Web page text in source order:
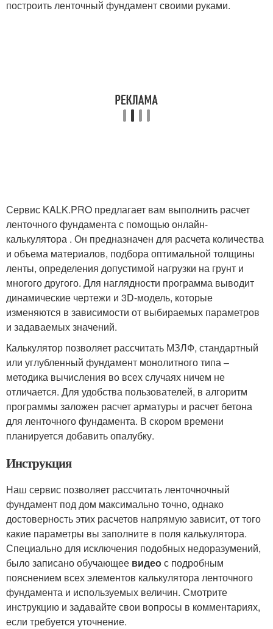
построить ленточный фундамент своими руками.
Сервис KALK.PRO предлагает вам выполнить расчет
ленточного фундамента с помощью онлайн-
калькулятора . Он предназначен для расчета количества
и объема материалов, подбора оптимальной толщины
ленты, определения допустимой нагрузки на грунт и
многого другого. Для наглядности программа выводит
динамические чертежи и 3D-модель, которые
изменяются в зависимости от выбираемых параметров
и задаваемых значений.
Калькулятор позволяет рассчитать МЗЛФ, стандартный
или углубленный фундамент монолитного типа –
методика вычисления во всех случаях ничем не
отличается. Для удобства пользователей, в алгоритм
программы заложен расчет арматуры и расчет бетона
для ленточного фундамента. В скором времени
планируется добавить опалубку.
Инструкция
Наш сервис позволяет рассчитать ленточночный
фундамент под дом максимально точно, однако
достоверность этих расчетов напрямую зависит, от того
какие параметры вы заполните в поля калькулятора.
Специально для исключения подобных недоразумений,
было записано обучающее видеос подробным
пояснением всех элементов калькулятора ленточного
фундамента и используемых величин. Смотрите
инструкцию и задавайте свои вопросы в комментариях,
если требуется уточнение.